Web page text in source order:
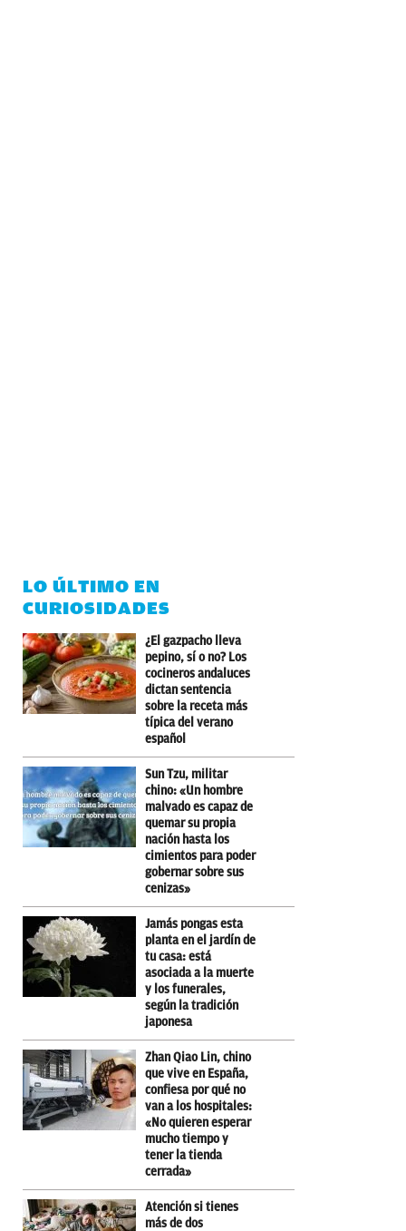
LO ÚLTIMO EN
CURIOSIDADES
¿El gazpacho lleva
pepino, sí o no? Los
cocineros andaluces
dictan sentencia
sobre la receta más
típica del verano
español
Sun Tzu, militar
chino: «Un hombre
malvado es capaz de
quemar su propia
nación hasta los
cimientos para poder
gobernar sobre sus
cenizas»
Jamás pongas esta
planta en el jardín de
tu casa: está
asociada a la muerte
y los funerales,
según la tradición
japonesa
Zhan Qiao Lin, chino
que vive en España,
confiesa por qué no
van a los hospitales:
«No quieren esperar
mucho tiempo y
tener la tienda
cerrada»
Atención si tienes
más de dos